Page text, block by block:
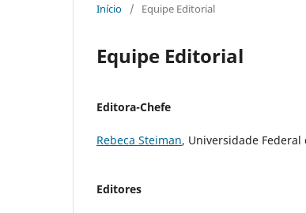
Início / Equipe Editorial
Equipe Editorial
Editora-Chefe
Rebeca Steiman, Universidade Federal
Editores